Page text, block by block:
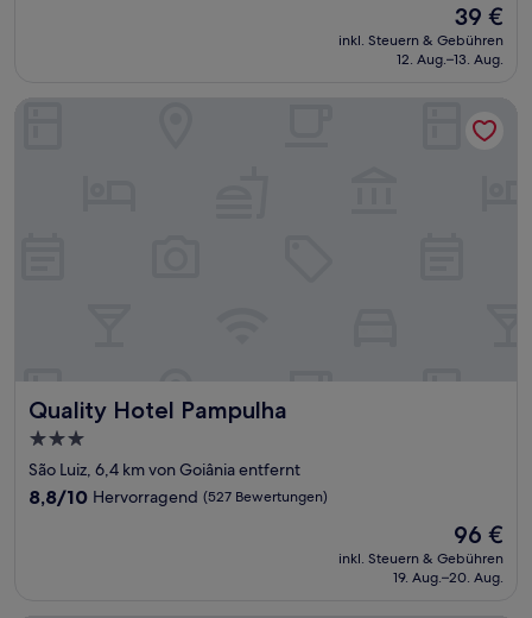
Bewertungen)
Der
Preis
beträgt
39 €
inkl. Steuern & Gebühren
12. Aug.–13. Aug.
Quality Hotel Pampulha
Quality Hotel Pampulha
3.0-
Sterne-
Unterkunft
São Luiz, 6,4 km von Goiânia entfernt
8.8
8,8/10 Hervorragend (527 Bewertungen)
Der
Preis
beträgt
96 €
inkl. Steuern & Gebühren
19. Aug.–20. Aug.